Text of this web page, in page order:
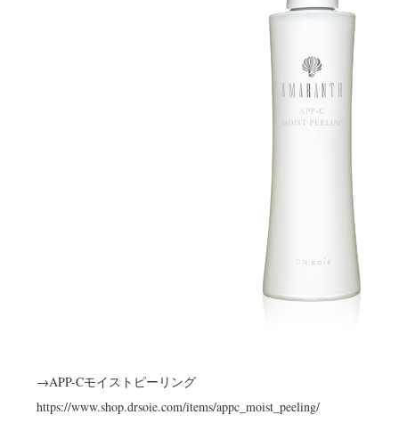
→APP-Cモイストピーリング
https://www.shop.drsoie.com/items/appc_moist_peeling/